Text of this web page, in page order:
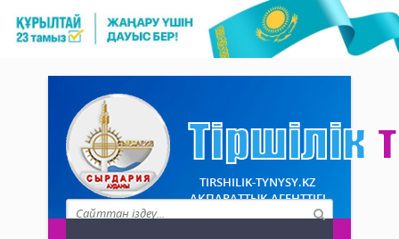
TIRSHILIK-TYNYSY.KZ
АҚПАРАТТЫҚ АГЕНТТІГІ